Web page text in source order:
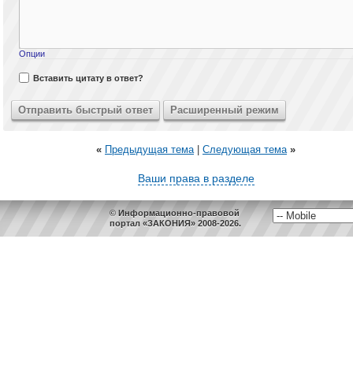
Опции
Вставить цитату в ответ?
« Предыдущая тема| Следующая тема »
Ваши права в разделе
© Информационно-правовой
портал «ЗАКОНИЯ» 2008-2026.